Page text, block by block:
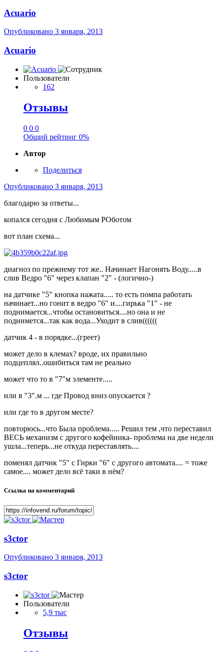
Acuario
Опубликовано 3 января, 2013
Acuario
Пользователи
162
Отзывы
0 0 0
Общий рейтинг 0%
Автор
Поделиться
Опубликовано 3 января, 2013
благодарю за ответы...
копался сегодня с Любимым РОботом
вот план схема...
диагноз по прежнему тот же.. Начинает Нагонять Воду.....в
слив Ведро "6" через клапан "2" - (логично-)
на датчике "5" кнопка нажата..... то есть помпа работать
начинает...но гонит в ведро "6" и....гирька "1" - не
поднимается...чтобы остановиться....но она и не
поднимется...так как вода...Уходит в слив((((((
датчик 4 - в порядке...(греет)
может дело в клемах? вроде, их правильно
подцеплял..ошибиться там не реально
может что то в "7"м элементе.....
или в "3".м ... где Провод вниз опускается ?
или где то в другом месте?
повторюсь...что Была проблема..... Решил тем ,что переставил
ВЕСЬ механизм с другого кофейника- проблема на две недели
ушла...теперь...не откуда переставлять....
поменял датчик "5" с Гирки "6" с другого автомата.... = тоже
самое.... может дело всё таки в нём?
Ссылка на комментарий
s3ctor
Опубликовано 3 января, 2013
s3ctor
Пользователи
5,9 тыс
Отзывы